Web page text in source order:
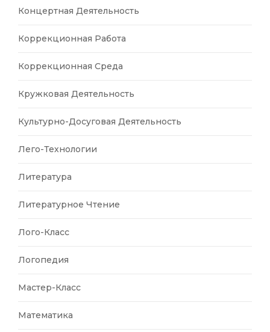
Концертная Деятельность
Коррекционная Работа
Коррекционная Среда
Кружковая Деятельность
Культурно-Досуговая Деятельность
Лего-Технологии
Литература
Литературное Чтение
Лого-Класс
Логопедия
Мастер-Класс
Математика